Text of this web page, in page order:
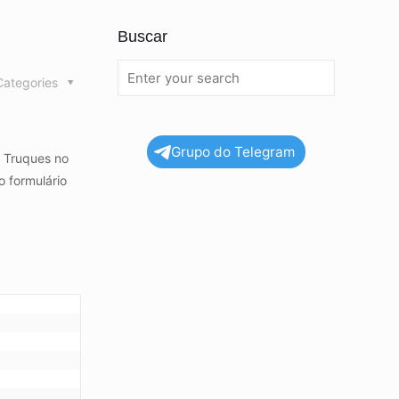
no
formulário
Buscar
Grupo do Telegram